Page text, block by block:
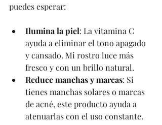
puedes esperar:
Ilumina la piel: La vitamina C
ayuda a eliminar el tono apagado
y cansado. Mi rostro luce más
fresco y con un brillo natural.
Reduce manchas y marcas: Si
tienes manchas solares o marcas
de acné, este producto ayuda a
atenuarlas con el uso constante.